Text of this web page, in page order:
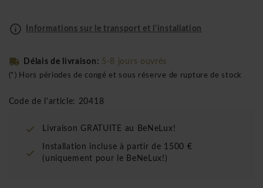
Informations sur le transport et l'installation
Délais de livraison: 5-8 jours ouvrés
(*) Hors périodes de congé et sous réserve de rupture de stock
Code de l'article: 20418
Livraison GRATUITE au BeNeLux!
Installation incluse à partir de 1500 €
(uniquement pour le BeNeLux!)